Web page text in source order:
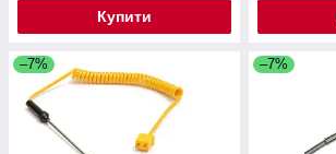
Купити
–7% –7%